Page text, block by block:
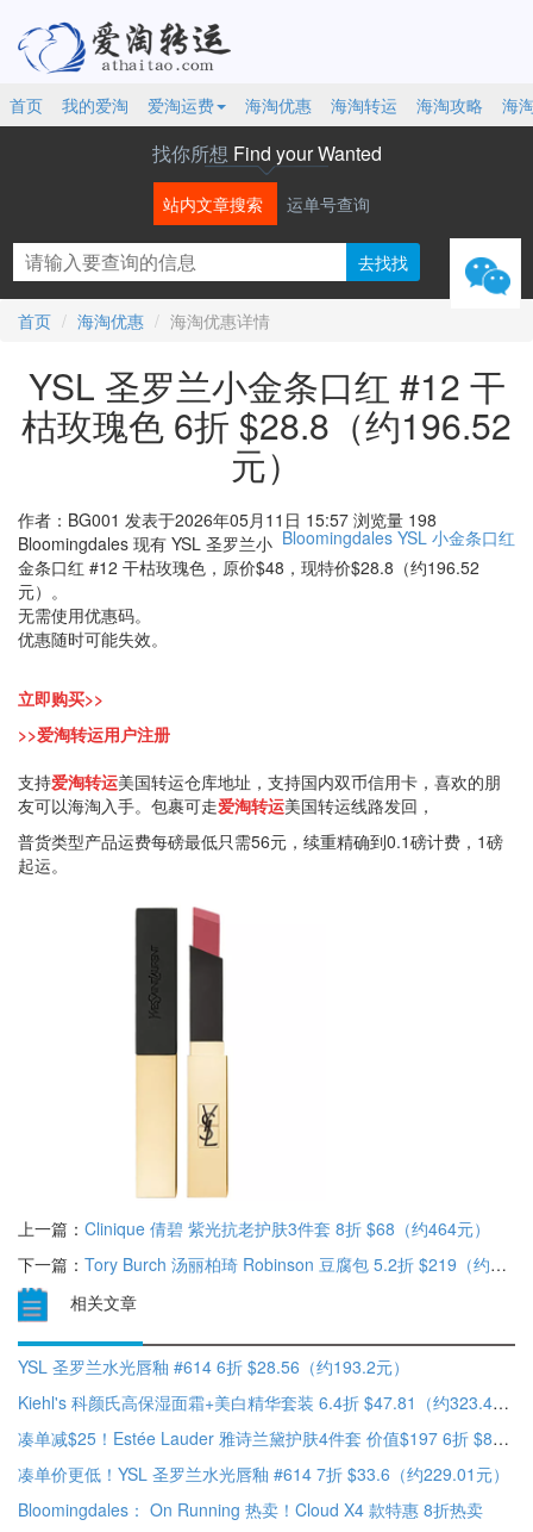
首页 我的爱淘 爱淘运费 海淘优惠 海淘转运 海淘攻略 海
找你所想 Find your Wanted
站内文章搜索 运单号查询
首页 海淘优惠 海淘优惠详情
YSL 圣罗兰小金条口红 #12 干
枯玫瑰色 6折 $28.8（约196.52
元）
作者：BG001 发表于2026年05月11日 15:57 浏览量 198
Bloomingdales YSL 小金条口红
Bloomingdales 现有 YSL 圣罗兰小
金条口红 #12 干枯玫瑰色，原价$48，现特价$28.8（约196.52
元）。
无需使用优惠码。
优惠随时可能失效。
立即购买>>
>>爱淘转运用户注册
支持爱淘转运美国转运仓库地址，支持国内双币信用卡，喜欢的朋
友可以海淘入手。包裹可走爱淘转运美国转运线路发回，
普货类型产品运费每磅最低只需56元，续重精确到0.1磅计费，1磅
起运。
上一篇： Clinique 倩碧 紫光抗老护肤3件套 8折 $68（约464元）
下一篇： Tory Burch 汤丽柏琦 Robinson 豆腐包 5.2折 $219（约1493.05元）
相关文章
YSL 圣罗兰水光唇釉 #614 6折 $28.56（约193.2元）
Kiehl's 科颜氏高保湿面霜+美白精华套装 6.4折 $47.81（约323.42元）
凑单减$25！Estée Lauder 雅诗兰黛护肤4件套 价值$197 6折 $82.8（约564.36元）
凑单价更低！YSL 圣罗兰水光唇釉 #614 7折 $33.6（约229.01元）
Bloomingdales： On Running 热卖！Cloud X4 款特惠 8折热卖